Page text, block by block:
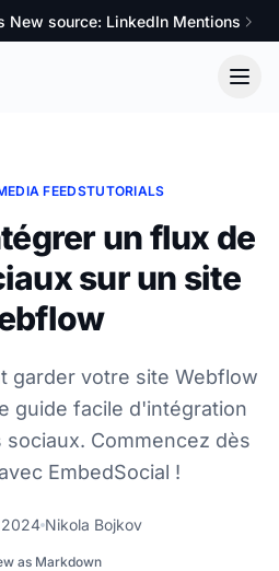
New source: LinkedIn Mentions
FEEDSTUTORIALS
un flux de
sur un site
garder votre site Webflow
guide facile d'intégration
Commencez dès
EmbedSocial !
Nikola Bojkov
as Markdown